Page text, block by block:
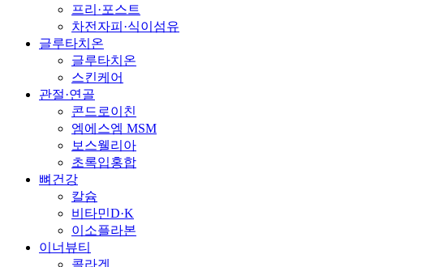
프리·포스트
차전자피·식이섬유
글루타치온
글루타치온
스킨케어
관절·연골
콘드로이친
엠에스엠 MSM
보스웰리아
초록입홍합
뼈건강
칼슘
비타민D·K
이소플라본
이너뷰티
콜라겐